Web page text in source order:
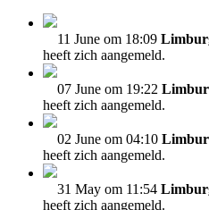
11 June om 18:09
heeft zich aangemeld.
07 June om 19:22
heeft zich aangemeld.
02 June om 04:10
heeft zich aangemeld.
31 May om 11:54
heeft zich aangemeld.